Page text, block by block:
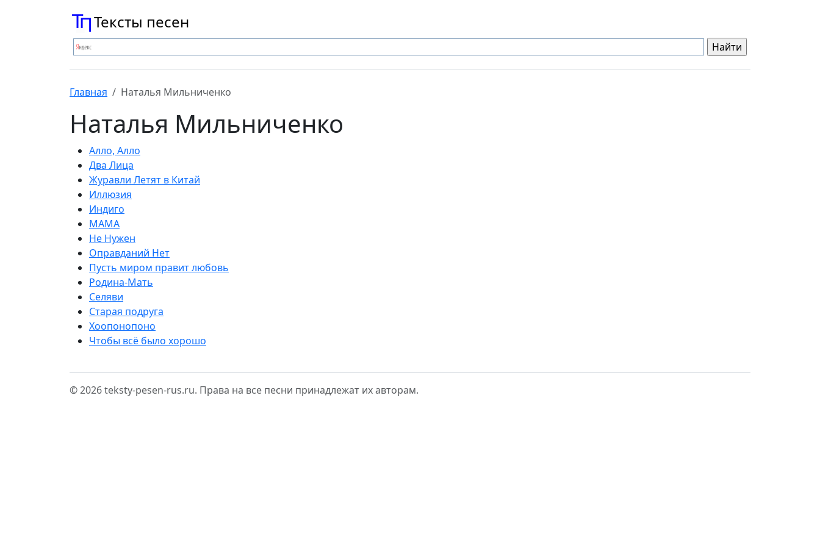
Тексты песен
Главная Наталья Мильниченко
Наталья Мильниченко
Алло, Алло
Два Лица
Журавли Летят в Китай
Иллюзия
Индиго
МАМА
Не Нужен
Оправданий Нет
Пусть миром правит любовь
Родина-Мать
Селяви
Старая подруга
Хоопонопоно
Чтобы всё было хорошо
© 2026 teksty-pesen-rus.ru. Права на все песни принадлежат их авторам.